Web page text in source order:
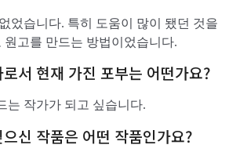
었습니다. 특히 도움이 많이 됐던 것을
원고를 만드는 방법이었습니다.
서 현재 가진 포부는 어떤가요?
는 작가가 되고 싶습니다.
신 작품은 어떤 작품인가요?